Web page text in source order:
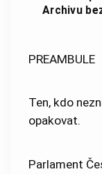
Archivu
PREAMBULE
Ten, kdo
opakovat.
Parlament